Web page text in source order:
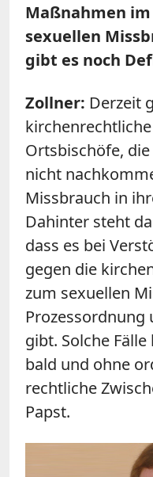
Maßnahmen
sexuellen
gibt es noch
Zollner: Derzeit
Ortsbischöfe,
nicht
Missbrauch in
Dahinter steht
dass es bei
gegen die
zum sexuellen
Prozessordnung
gibt. Solche
bald und ohne
rechtliche
Papst.